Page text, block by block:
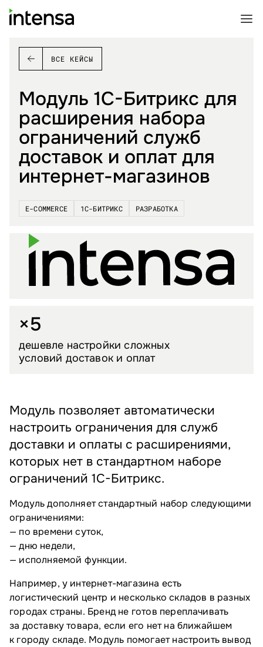
ВСЕ КЕЙСЫ
Модуль 1C-Битрикс для
расширения набора
ограничений служб
доставок и оплат для
интернет-магазинов
E-COMMERCE 1С-БИТРИКС РАЗРАБОТКА
×5
дешевле настройки сложных
условий доставок и оплат
Модуль позволяет автоматически
настроить ограничения для служб
доставки и оплаты с расширениями,
которых нет в стандартном наборе
ограничений 1C-Битрикс.
Модуль дополняет стандартный набор следующими
ограничениями:
— по времени суток,
— дню недели,
— исполняемой функции.
Например, у интернет-магазина есть
логистический центр и несколько складов в разных
городах страны. Бренд не готов переплачивать
за доставку товара, если его нет на ближайшем
к городу складе. Модуль помогает настроить вывод